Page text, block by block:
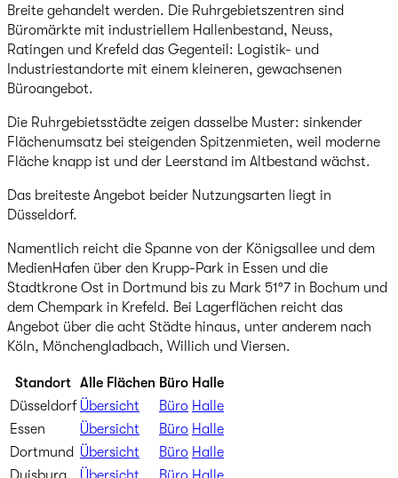
Breite gehandelt werden. Die Ruhrgebietszentren sind
Büromärkte mit industriellem Hallenbestand, Neuss,
Ratingen und Krefeld das Gegenteil: Logistik- und
Industriestandorte mit einem kleineren, gewachsenen
Büroangebot.
Die Ruhrgebietsstädte zeigen dasselbe Muster: sinkender
Flächenumsatz bei steigenden Spitzenmieten, weil moderne
Fläche knapp ist und der Leerstand im Altbestand wächst.
Das breiteste Angebot beider Nutzungsarten liegt in
Düsseldorf.
Namentlich reicht die Spanne von der Königsallee und dem
MedienHafen über den Krupp-Park in Essen und die
Stadtkrone Ost in Dortmund bis zu Mark 51°7 in Bochum und
dem Chempark in Krefeld. Bei Lagerflächen reicht das
Angebot über die acht Städte hinaus, unter anderem nach
Köln, Mönchengladbach, Willich und Viersen.
Standort Alle Flächen Büro Halle
Düsseldorf Übersicht Büro Halle
Essen
Übersicht Büro Halle
Dortmund Übersicht Büro Halle